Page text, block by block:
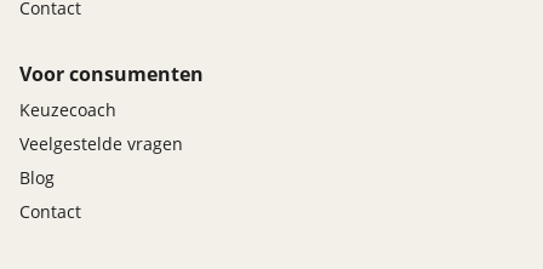
CABINEGEDEELTE
- Airconditioning
- Luxe draaibare cabinestoelen. Tevens in hoogte
verstelbaar, kantelbaar en voorzien van 2
- Luxe stoffen bekleding
- Het stuur is in hoogte verstelbaar
Contact
Voor consumenten
Keuzecoach
Veelgestelde vragen
Blog
Contact